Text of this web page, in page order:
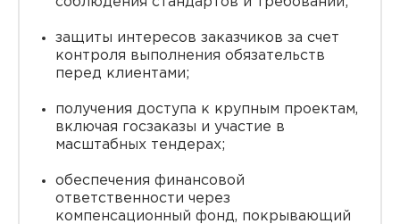
защиты интересов заказчиков за счет
контроля выполнения обязательств
перед клиентами;
получения доступа к крупным проектам,
включая госзаказы и участие в
масштабных тендерах;
обеспечения финансовой
ответственности через
компенсационный фонд, покрывающий